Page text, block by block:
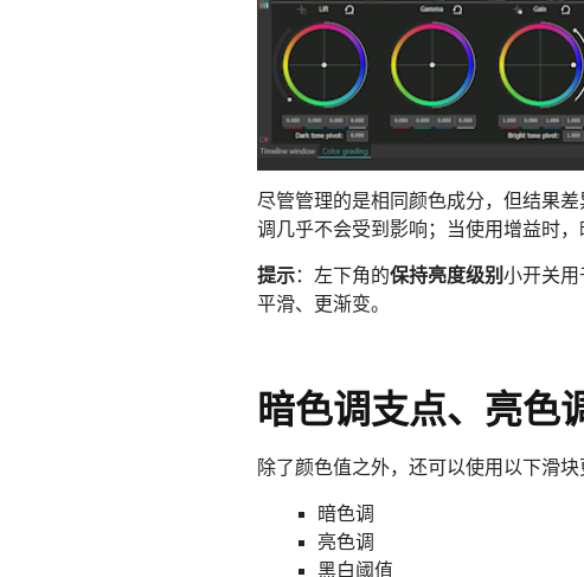
尽管管理的是相同颜色成分，但结果
调几乎不会受到影响；当使用增益时
提示：左下角的保持亮度级别 小开关用
平滑、更渐变。
暗色调支点、亮色
除了颜色值之外，还可以使用以下滑
暗色调
亮色调
黑白阈值